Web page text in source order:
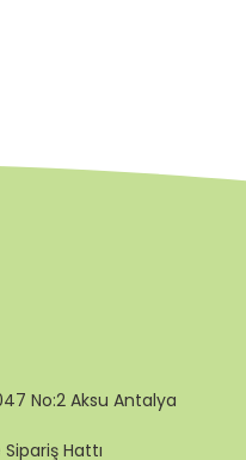
No:2 Aksu Antalya
Hattı